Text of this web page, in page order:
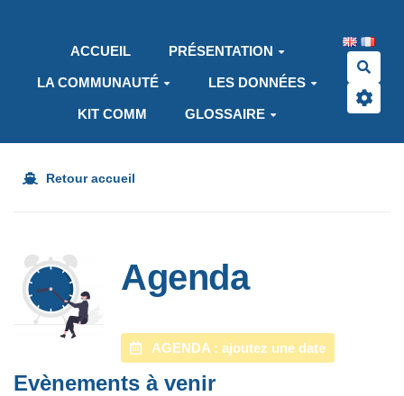
ACCUEIL
PRÉSENTATION
LA COMMUNAUTÉ LES DONNÉES
KIT COMM GLOSSAIRE
Retour accueil
Agenda
AGENDA : ajoutez une date
Evènements à venir